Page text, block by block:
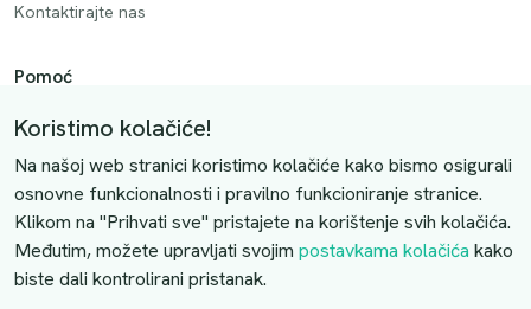
Kontaktirajte nas
Pomoć
Način plaćanja
Dostava
Povrati i otkazivanje
Uslovi kupovine
Kontaktirajte nas
Koristimo kolačiće!
Na našoj web stranici koristimo kolačiće kako bismo osigurali
osnovne funkcionalnosti i pravilno funkcioniranje stranice.
Klikom na "Prihvati sve" pristajete na korištenje svih kolačića.
Međutim, možete upravljati svojim postavkama kolačića kako
biste dali kontrolirani pristanak.